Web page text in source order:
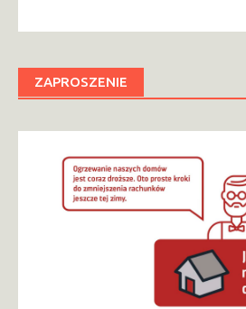
ZAPROSZENIE